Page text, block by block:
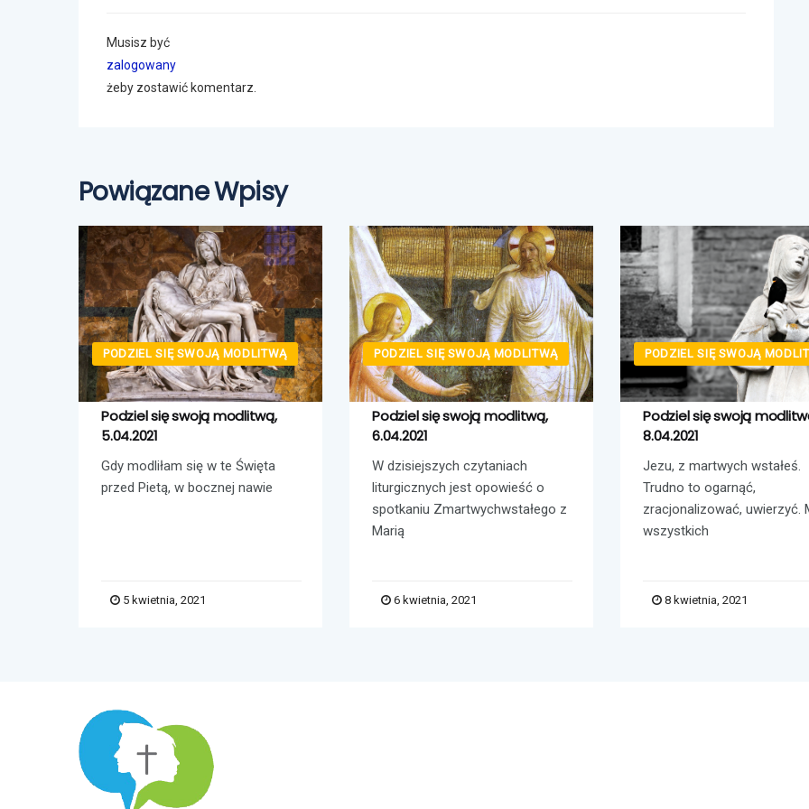
Musisz być
zalogowany
żeby zostawić komentarz.
Powiązane Wpisy
PODZIEL SIĘ SWOJĄ MODLITWĄ
Podziel się swoją modlitwą,
5.04.2021
Gdy modliłam się w te Święta
przed Pietą, w bocznej nawie
5 kwietnia, 2021
PODZIEL SIĘ SWOJĄ MODLITWĄ
Podziel się swoją modlitwą,
6.04.2021
W dzisiejszych czytaniach
liturgicznych jest opowieść o
spotkaniu Zmartwychwstałego z
Marią
6 kwietnia, 2021
PODZIEL SIĘ SWOJĄ
Podziel się swoją
8.04.2021
Jezu, z martwych wstałeś.
Trudno to ogarnąć,
zracjonalizować, uwierzyć.
wszystkich
8 kwietnia, 2021